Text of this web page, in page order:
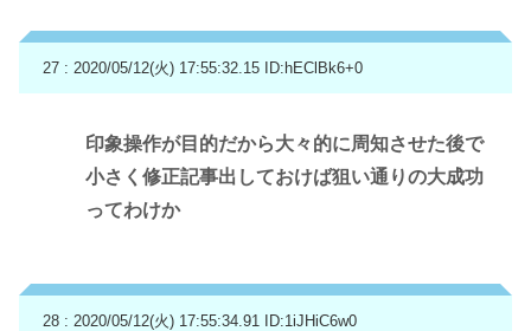
27 : 2020/05/12(火) 17:55:32.15 ID:hEClBk6+0
印象操作が目的だから大々的に周知させた後で
小さく修正記事出しておけば狙い通りの大成功
ってわけか
28 : 2020/05/12(火) 17:55:34.91 ID:1iJHiC6w0